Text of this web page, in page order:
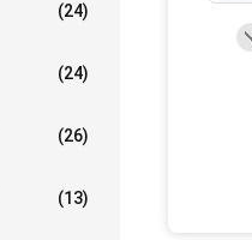
(24)
(24)
(26)
(13)